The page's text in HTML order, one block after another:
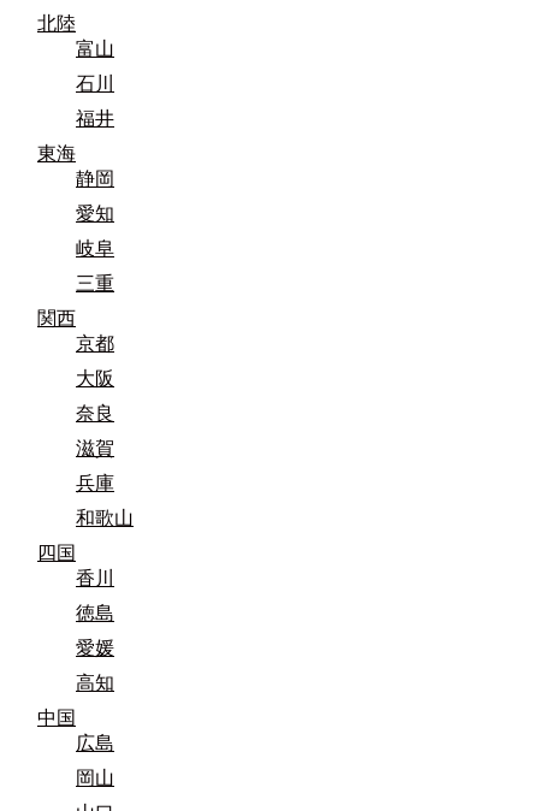
北陸
富山
石川
福井
東海
静岡
愛知
岐阜
三重
関西
京都
大阪
奈良
滋賀
兵庫
和歌山
四国
香川
徳島
愛媛
高知
中国
広島
岡山